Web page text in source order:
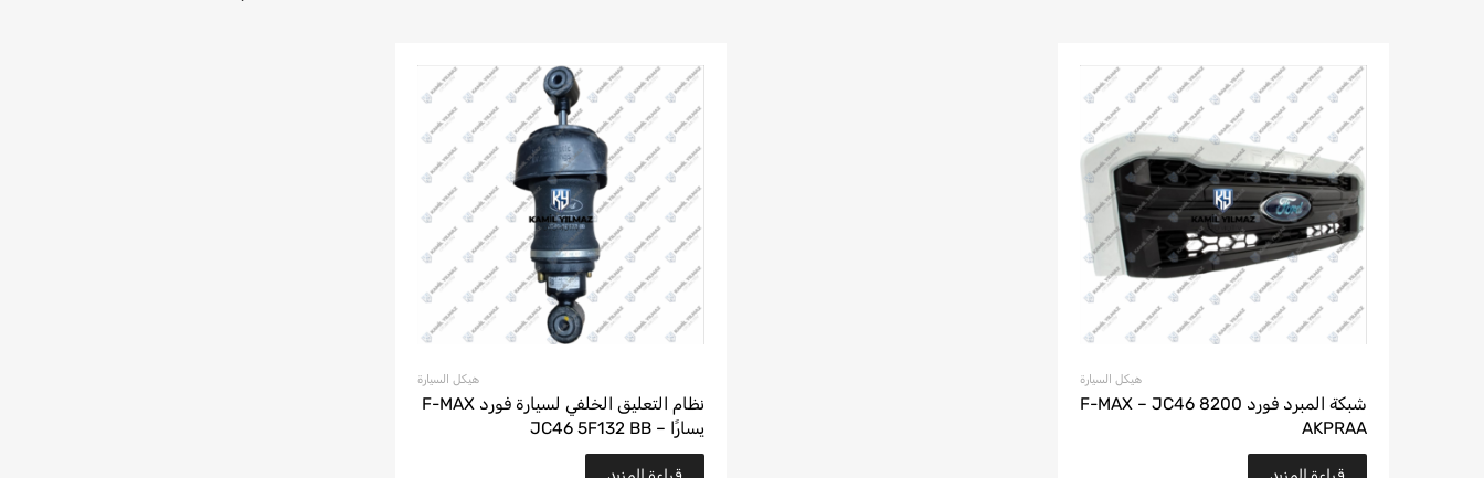
هيكل السيارة
شبكة المبرد فورد F-MAX – JC46 8200
AKPRAA
هيكل السيارة
نظام التعليق الخلفي لسيارة فورد F-MAX
يسارًا – JC46 5F132 BB